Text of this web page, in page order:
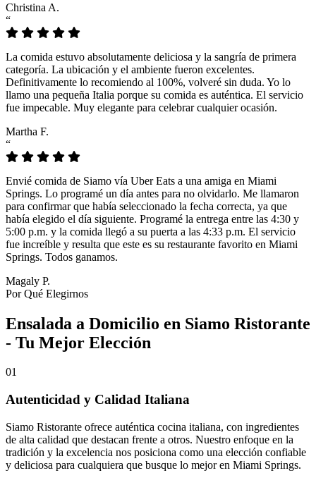
Christina A.
“
La comida estuvo absolutamente deliciosa y la sangría de primera
categoría. La ubicación y el ambiente fueron excelentes.
Definitivamente lo recomiendo al 100%, volveré sin duda. Yo lo
llamo una pequeña Italia porque su comida es auténtica. El servicio
fue impecable. Muy elegante para celebrar cualquier ocasión.
Martha F.
“
Envié comida de Siamo vía Uber Eats a una amiga en Miami
Springs. Lo programé un día antes para no olvidarlo. Me llamaron
para confirmar que había seleccionado la fecha correcta, ya que
había elegido el día siguiente. Programé la entrega entre las 4:30 y
5:00 p.m. y la comida llegó a su puerta a las 4:33 p.m. El servicio
fue increíble y resulta que este es su restaurante favorito en Miami
Springs. Todos ganamos.
Magaly P.
Por Qué Elegirnos
Ensalada a Domicilio en Siamo Ristorante
- Tu Mejor Elección
01
Autenticidad y Calidad Italiana
Siamo Ristorante ofrece auténtica cocina italiana, con ingredientes
de alta calidad que destacan frente a otros. Nuestro enfoque en la
tradición y la excelencia nos posiciona como una elección confiable
y deliciosa para cualquiera que busque lo mejor en Miami Springs.